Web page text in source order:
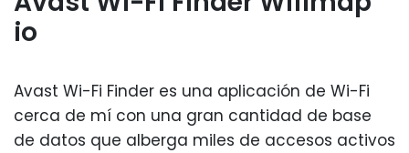
io
Avast Wi-Fi Finder es una aplicación de Wi-Fi
cerca de mí con una gran cantidad de base
de datos que alberga miles de accesos activos